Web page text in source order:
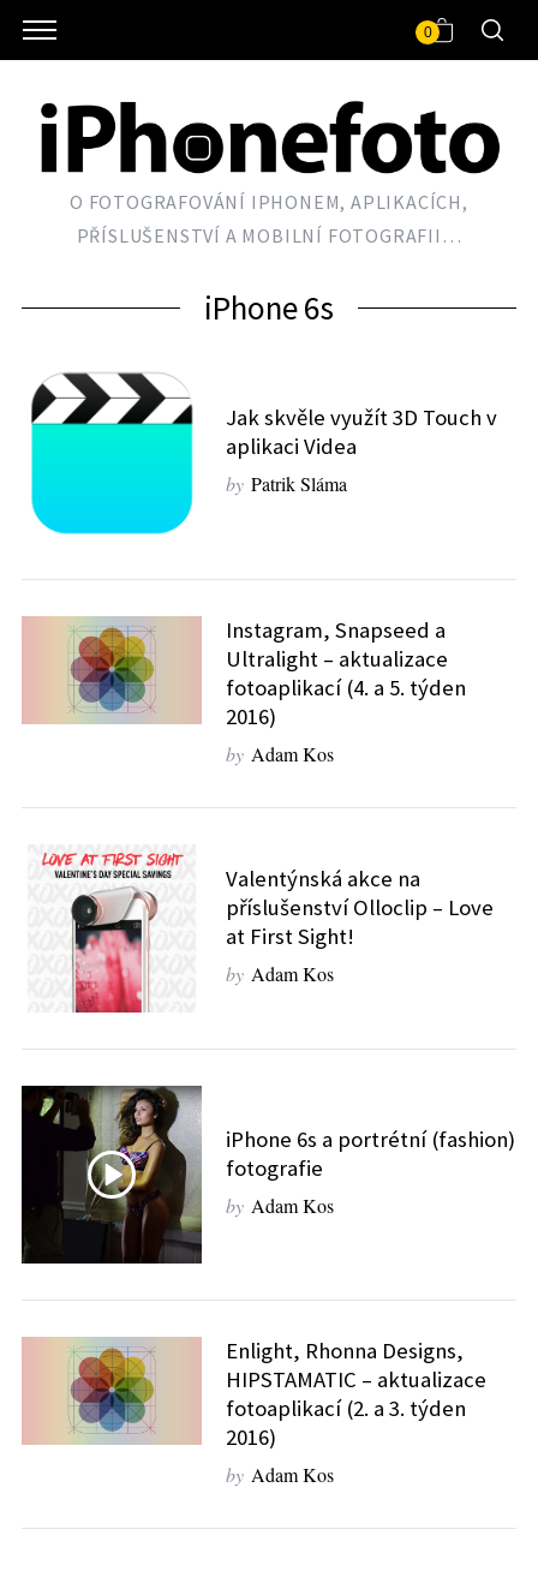
0
O FOTOGRAFOVÁNÍ IPHONEM, APLIKACÍCH,
PŘÍSLUŠENSTVÍ A MOBILNÍ FOTOGRAFII…
iPhone 6s
Jak skvěle využít 3D Touch v
aplikaci Videa
by Patrik Sláma
Instagram, Snapseed a
Ultralight – aktualizace
fotoaplikací (4. a 5. týden
2016)
by Adam Kos
Valentýnská akce na
příslušenství Olloclip – Love
at First Sight!
by Adam Kos
iPhone 6s a portrétní (fashion)
fotografie
by Adam Kos
Enlight, Rhonna Designs,
HIPSTAMATIC – aktualizace
fotoaplikací (2. a 3. týden
2016)
by Adam Kos